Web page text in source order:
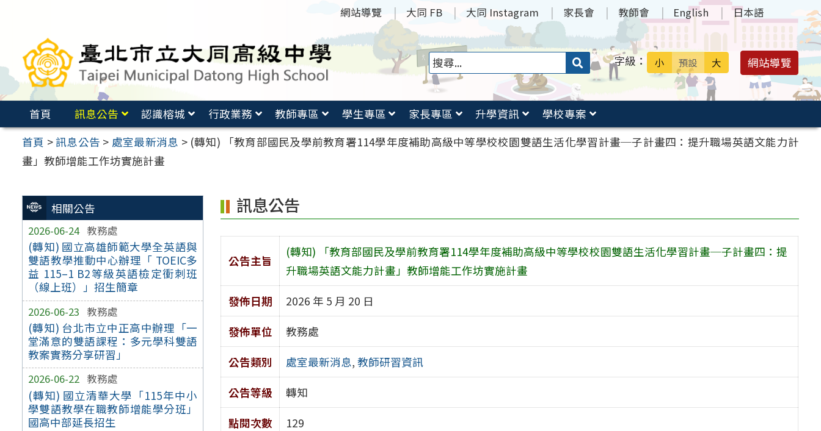
要
容
網站導覽 大同 FB 大同 Instagram 家長會 教師會 English 日本語
搜
送出 字級： 小 預設 大 網站導覽
首頁 訊息公告 認識榕城 行政業務 教師專區 學生專區 家長專區 升學資訊
學校專案
首頁 >訊息公告 > 處室最新消息 > (轉知) 「教育部國民及學前教育署114學年度補助高級中等學校校園雙語生活化學習計畫─子計畫四：提升職場英語文能力計
畫」教師增能工作坊實施計畫
相關公告
2026-06-24 教務處
(轉知) 國立高雄師範大學全英語與
雙語教學推動中心辦理「 TOEIC多
益 115–1 B2等級英語檢定衝刺班
（線上班）」招生簡章
2026-06-23 教務處
(轉知) 台北市立中正高中辦理「一
堂滿意的雙語課程：多元學科雙語
教案實務分享研習」
2026-06-22 教務處
(轉知) 國立清華大學「115年中小
學雙語教學在職教師增能學分班」
國高中部延長招生
訊息公告
公告主旨
(轉知) 「教育部國民及學前教育署114學年度補助高級中等學校校園雙語生活化學習計畫─子計畫四：提
升職場英語文能力計畫」教師增能工作坊實施計畫
發佈日期
2026 年 5 月 20 日
發佈單位
教務處
公告類別
處室最新消息, 教師研習資訊
公告等級
轉知
點閱次數
129